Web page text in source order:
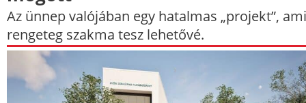
Az ünnep valójában egy hatalmas „projekt”,
rengeteg szakma tesz lehetővé.